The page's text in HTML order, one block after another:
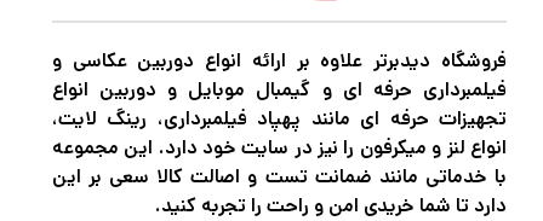
فیلمبرداری را تجربه کنید نیاز به دوربین‌های
باکیفیت و مجهز برای عکاسی و فیلمبرداری دارید.
اگر میخواهید بهترین دوربین عکاسی و
فیلمبرداری، پهپاد فیلمبرداری، گیمبال
فروشگاه دیدبرتر علاوه بر ارائه انواع دوربین عکاسی و
فیلمبرداری حرفه ای و گیمبال موبایل و دوربین انواع
تجهیزات حرفه ای مانند پهپاد فیلمبرداری، رینگ لایت،
انواع لنز و میکرفون را نیز در سایت خود دارد. این مجموعه
با خدماتی مانند ضمانت تست و اصالت کالا سعی بر این
دارد تا شما خریدی امن و راحت را تجربه کنید.